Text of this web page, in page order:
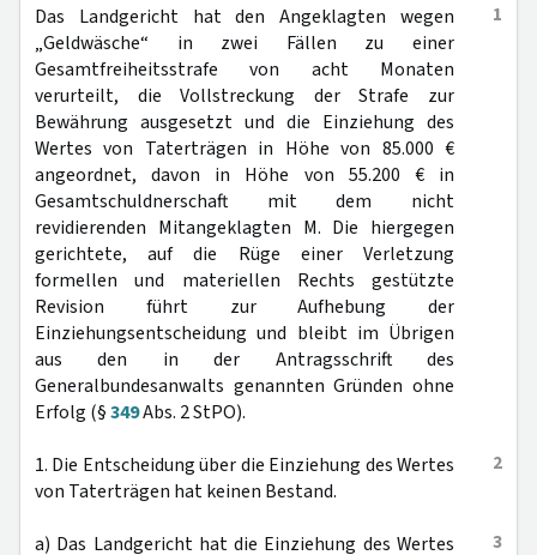
1
Das Landgericht hat den Angeklagten wegen
„Geldwäsche“ in zwei Fällen zu einer
Gesamtfreiheitsstrafe von acht Monaten
verurteilt, die Vollstreckung der Strafe zur
Bewährung ausgesetzt und die Einziehung des
Wertes von Taterträgen in Höhe von 85.000 €
angeordnet, davon in Höhe von 55.200 € in
Gesamtschuldnerschaft mit dem nicht
revidierenden Mitangeklagten M. Die hiergegen
gerichtete, auf die Rüge einer Verletzung
formellen und materiellen Rechts gestützte
Revision führt zur Aufhebung der
Einziehungsentscheidung und bleibt im Übrigen
aus den in der Antragsschrift des
Generalbundesanwalts genannten Gründen ohne
Erfolg (§349Abs. 2 StPO).
2
1. Die Entscheidung über die Einziehung des Wertes
von Taterträgen hat keinen Bestand.
3
a) Das Landgericht hat die Einziehung des Wertes